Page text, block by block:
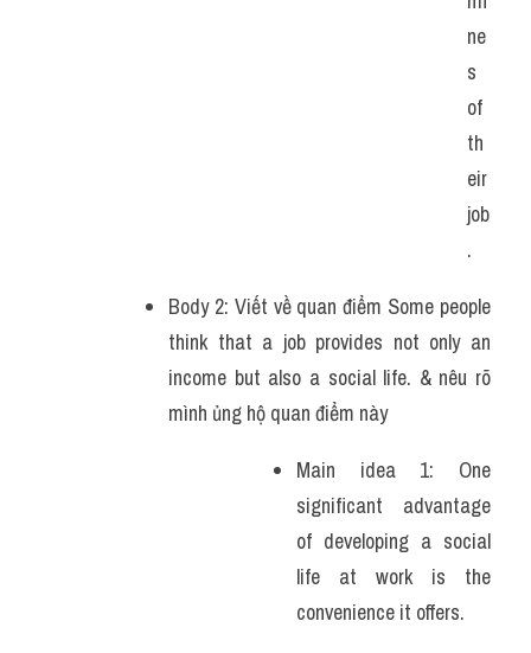
ne
s
of
th
eir
job
.
Body 2: Viết về quan điểm Some people
think that a job provides not only an
income but also a social life. & nêu rõ
mình ủng hộ quan điểm này
Main idea 1: One
significant advantage
of developing a social
life at work is the
convenience it offers.